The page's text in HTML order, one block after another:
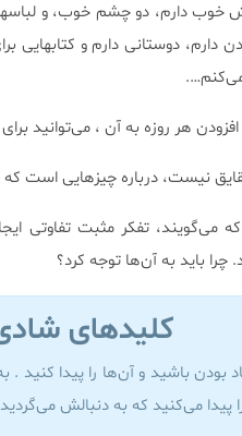
دارم، دو چشم خوب، و
دارم، دوستانی دارم و كتابهایی
می‌كنم….
هر روزه به آن ، می‌توانید
نیست، درباره چیزهایی است
می‌گویند، تفكر مثبت تفاوتی
باید به آن‌ها توجه كرد؟
کلیدهای
بودن باشید و آن‌ها را پیدا كنید .
پیدا می‌كنید كه به دنبالش